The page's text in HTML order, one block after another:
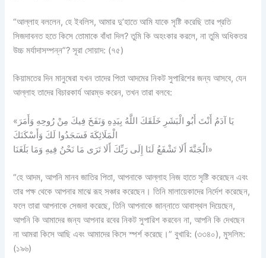
“আল্লাহ বললেন, হে ইবলিস, আমার দু’হাতে আমি যাকে সৃষ্টি করেছি তার প্রতি
সিজদাবনত হতে কিসে তোমাকে বাঁধা দিল? তুমি কি অহংকার করলে, না তুমি অধিকতর
উচ্চ মর্যাদাসম্পন্ন”? সূরা সোয়াদ: (৭৫)
কিয়ামতের দিন মানুষেরা যখন তাদের পিতা আদমের নিকট সুপারিশের জন্য আসবে, যেন
আল্লাহ তাদের বিচারকার্য আরম্ভ করেন, তখন তারা বলবে:
«يَا آدَمُ أَنْتَ أَبُو الْبَشَرِ خَلَقَكَ اللَّهُ بِيَدِهِ وَنَفَخَ فِيكَ مِنْ رُوحِهِ وَأَمَرَ
الْمَلَائِكَةَ فَسَجَدُوا لَكَ وَأَسْكَنَكَ
الْجَنَّةَ أَلَا تَشْفَعُ لَنَا إِلَى رَبِّكَ أَلَا تَرَى مَا نَحْنُ فِيهِ وَمَا بَلَغَنَا»
“হে আদম, আপনি মানব জাতির পিতা, আপনাকে আল্লাহ নিজ হাতে সৃষ্টি করেছেন এবং
তার পক্ষ থেকে আপনার মাঝে রূহ সঞ্চার করেছেন। তিনি মালায়েকাদের নির্দেশ করেছেন,
ফলে তারা আপনাকে সেজদা করেছে, তিনি আপনাকে জান্নাতে আবাস্থল দিয়েছেন,
আপনি কি আমাদের জন্য আপনার রবের নিকট সুপারিশ করবেন না, আপনি কি দেখছেন
না আমরা কিসে আছি এবং আমাদের কিসে স্পর্শ করেছে।” বুখারি: (৩৩৪০), মুসলিম:
(১৯৬)